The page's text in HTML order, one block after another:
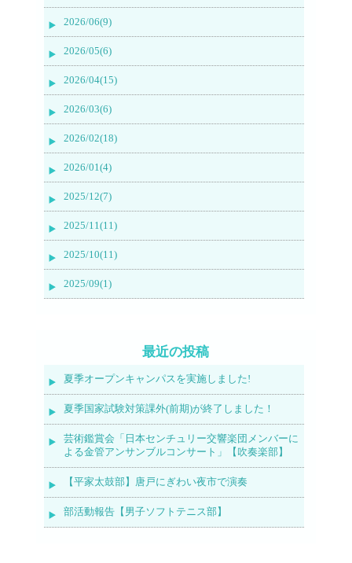
2026/06(9)
2026/05(6)
2026/04(15)
2026/03(6)
2026/02(18)
2026/01(4)
2025/12(7)
2025/11(11)
2025/10(11)
2025/09(1)
最近の投稿
夏季オープンキャンパスを実施しました!
夏季国家試験対策課外(前期)が終了しました！
芸術鑑賞会「日本センチュリー交響楽団メンバーに
よる金管アンサンブルコンサート」【吹奏楽部】
【平家太鼓部】唐戸にぎわい夜市で演奏
部活動報告【男子ソフトテニス部】